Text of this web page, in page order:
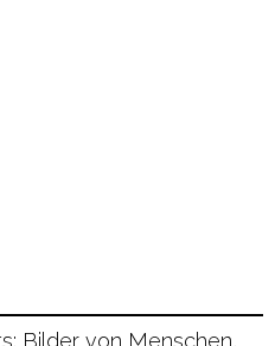
Bilder von Menschen,